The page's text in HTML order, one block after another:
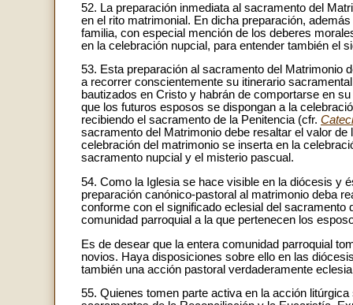
52. La preparación inmediata al sacramento del
en el rito matrimonial. En dicha preparación,
familia, con especial mención de los deberes
en la celebración nupcial, para entender también el
53. Esta preparación al sacramento del Matrimonio
a recorrer conscientemente su itinerario
bautizados en Cristo y habrán de comportarse en
que los futuros esposos se dispongan a la
recibiendo el sacramento de la Penitencia (cfr.
sacramento del Matrimonio debe resaltar el valor
celebración del matrimonio se inserta en la
sacramento nupcial y el misterio pascual.
54. Como la Iglesia se hace visible en la diócesis y
preparación canónico-pastoral al matrimonio deba
conforme con el significado eclesial del sacramento
comunidad parroquial a la que pertenecen los
Es de desear que la entera comunidad parroquial
novios. Haya disposiciones sobre ello en las
también una acción pastoral verdaderamente
55. Quienes tomen parte activa en la acción